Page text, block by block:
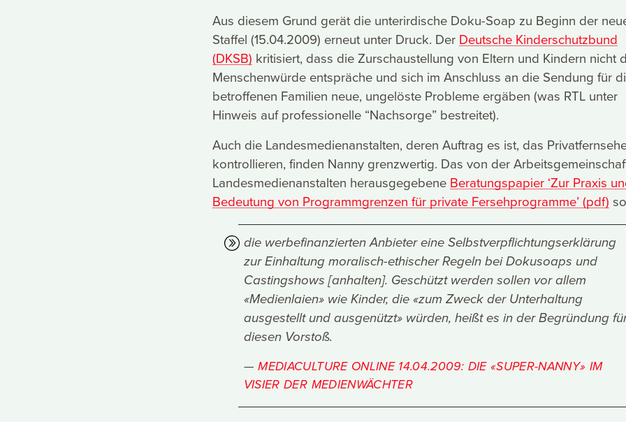
Aus diesem Grund gerät die unterirdische Doku-Soap zu Beginn der
Staffel (15.04.2009) erneut unter Druck. Der Deutsche Kinderschutzbund
(DKSB) kritisiert, dass die Zurschaustellung von Eltern und Kindern nicht
Menschenwürde entspräche und sich im Anschluss an die Sendung für
betroffenen Familien neue, ungelöste Probleme ergäben (was RTL unter
Hinweis auf professionelle “Nachsorge” bestreitet).
Auch die Landesmedienanstalten, deren Auftrag es ist, das
kontrollieren, finden Nanny grenzwertig. Das von der
Landesmedienanstalten herausgegebene Beratungspapier ‘Zur Praxis
Bedeutung von Programmgrenzen für private Fersehprogramme’ (pdf)
die werbefinanzierten Anbieter eine Selbstverpflichtungserklärung
zur Einhaltung moralisch-ethischer Regeln bei Dokusoaps und
Castingshows [anhalten]. Geschützt werden sollen vor allem
«Medienlaien» wie Kinder, die «zum Zweck der Unterhaltung
ausgestellt und ausgenützt» würden, heißt es in der Begründung
diesen Vorstoß.
MEDIACULTURE ONLINE 14.04.2009: DIE «SUPER-NANNY» IM
VISIER DER MEDIENWÄCHTER